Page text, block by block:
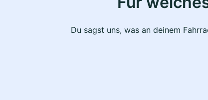
Du sagst uns, was an deinem